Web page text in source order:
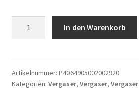
In den Warenkorb
Artikelnummer: P4064905002002920
Kategorien: Vergaser, Vergaser, Vergaser